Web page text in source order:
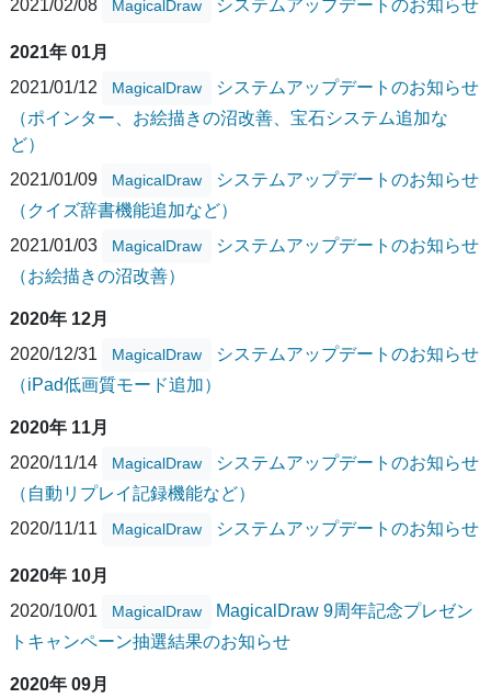
2021/02/08
MagicalDraw システムアップデートのお知らせ
2021年 01月
2021/01/12
MagicalDraw
システムアップデートのお知らせ
（ポインター、お絵描きの沼改善、宝石システム追加な
ど）
2021/01/09
MagicalDraw
システムアップデートのお知らせ
（クイズ辞書機能追加など）
2021/01/03
MagicalDraw
システムアップデートのお知らせ
（お絵描きの沼改善）
2020年 12月
2020/12/31
MagicalDraw
システムアップデートのお知らせ
（iPad低画質モード追加）
2020年 11月
2020/11/14
MagicalDraw
システムアップデートのお知らせ
（自動リプレイ記録機能など）
2020/11/11
MagicalDraw システムアップデートのお知らせ
2020年 10月
2020/10/01
MagicalDraw
MagicalDraw 9周年記念プレゼン
トキャンペーン抽選結果のお知らせ
2020年 09月